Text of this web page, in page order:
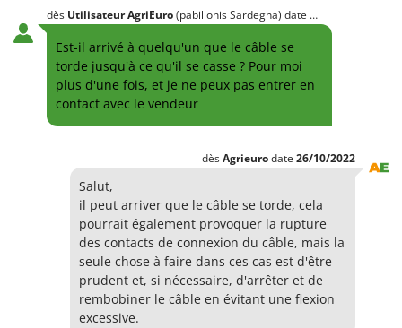
dès Utilisateur AgriEuro(pabillonis Sardegna) date 26/10/2022
Est-il arrivé à quelqu'un que le câble se
torde jusqu'à ce qu'il se casse ? Pour moi
plus d'une fois, et je ne peux pas entrer en
contact avec le vendeur
dèsAgrieurodate 26/10/2022
Salut,
il peut arriver que le câble se torde, cela
pourrait également provoquer la rupture
des contacts de connexion du câble, mais la
seule chose à faire dans ces cas est d'être
prudent et, si nécessaire, d'arrêter et de
rembobiner le câble en évitant une flexion
excessive.